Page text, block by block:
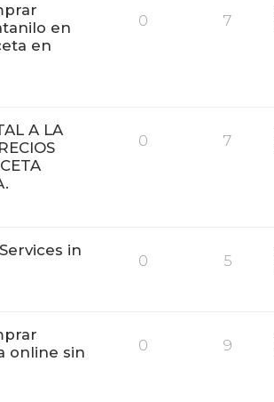
en
en
0 7
A LA
0 7
in
0 5
online sin
0 9